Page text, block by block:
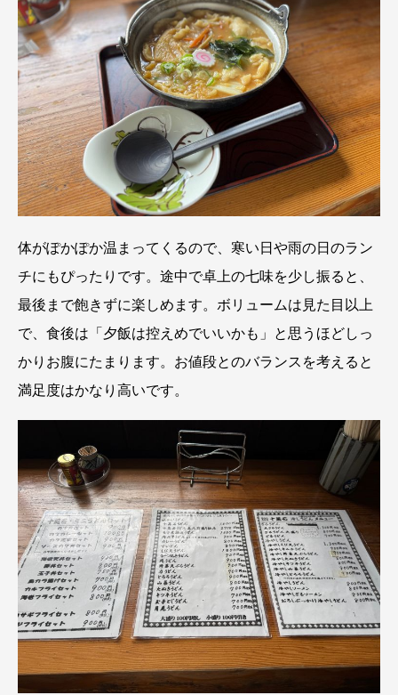
体がぽかぽか温まってくるので、寒い日や雨の日のラン
チにもぴったりです。途中で卓上の七味を少し振ると、
最後まで飽きずに楽しめます。ボリュームは見た目以上
で、食後は「夕飯は控えめでいいかも」と思うほどしっ
かりお腹にたまります。お値段とのバランスを考えると
満足度はかなり高いです。